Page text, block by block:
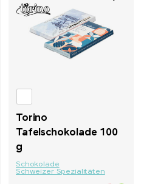
Torino
Tafelschokolade 100
g
Schokolade
Schweizer Spezialitäten